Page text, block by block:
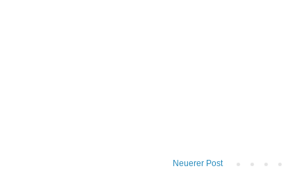
Neuerer Post